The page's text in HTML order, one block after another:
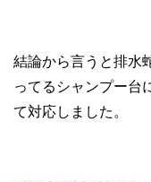
結論から言うと排水
ってるシャンプー台
て対応しました。